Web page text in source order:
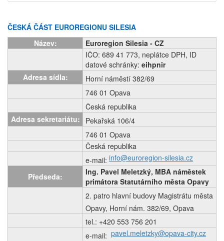
ČESKÁ ČÁST EUROREGIONU SILESIA
Název:
Euroregion Silesia - CZ
IČO: 689 41 773, neplátce DPH, ID
datové schránky: eihpnir
Adresa sídla:
Horní náměstí 382/69
746 01 Opava
Česká republika
Adresa sekretariátu:
Pekařská 106/4
746 01 Opava
Česká republika
e-mail: info@euroregion-silesia.cz
Předseda:
Ing. Pavel Meletzký, MBA náměstek
primátora Statutárního města Opavy
2. patro hlavní budovy Magistrátu města
Opavy, Horní nám. 382/69, Opava
tel.: +420 553 756 201
e-mail: pavel.meletzky@opava-city.cz